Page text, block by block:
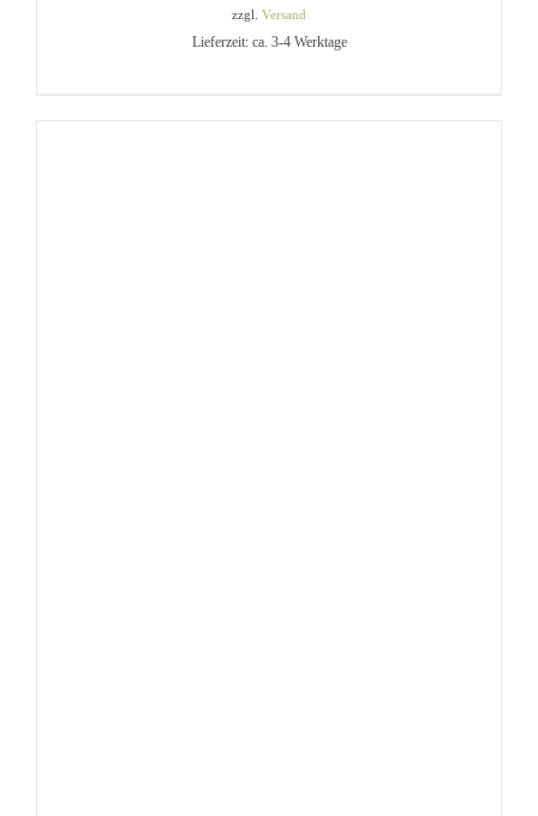
zzgl. Versand
Lieferzeit: ca. 3-4 Werktage